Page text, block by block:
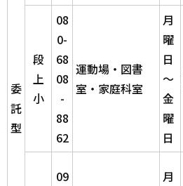
委
託
型
段
上
小
08
0-
68
08
-
88
62
運動場・図書
室・家庭科室
月
曜
日
～
金
曜
日
09
月